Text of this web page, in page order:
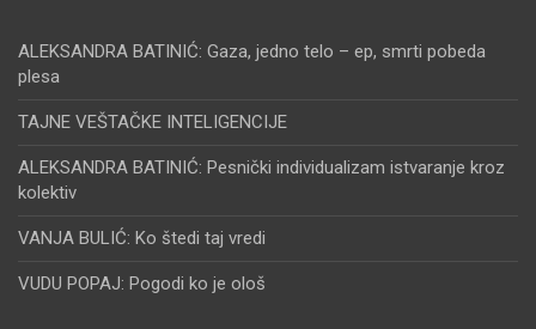
ALEKSANDRA BATINIĆ: Gaza, jedno telo – ep, smrti pobeda
plesa
TAJNE VEŠTAČKE INTELIGENCIJE
ALEKSANDRA BATINIĆ: Pesnički individualizam istvaranje kroz
kolektiv
VANJA BULIĆ: Ko štedi taj vredi
VUDU POPAJ: Pogodi ko je ološ